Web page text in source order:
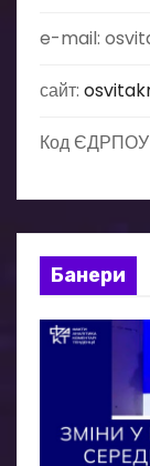
e-mail:
сайт:
Код ЄДРПОУ
Банери